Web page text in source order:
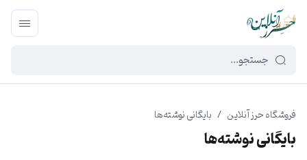
449f43cf-3da2-4422-bb12-2566cb5b8b05
فروشگاه حرز آنلاین / بایگانی نوشته‌ها
بایگانی نوشته‌ها